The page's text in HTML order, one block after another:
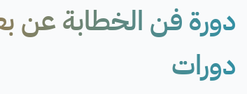
دورة فن الخطابة عن
دورات